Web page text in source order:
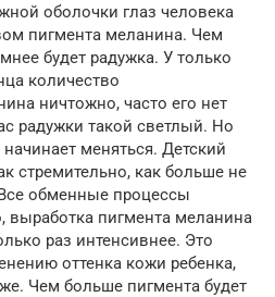
оболочки глаз человека
пигмента меланина. Чем
будет радужка. У только
количество
ничтожно, часто его нет
радужки такой светлый. Но
меняться. Детский
стремительно, как больше не
обменные процессы
выработка пигмента меланина
раз интенсивнее. Это
оттенка кожи ребенка,
Чем больше пигмента будет